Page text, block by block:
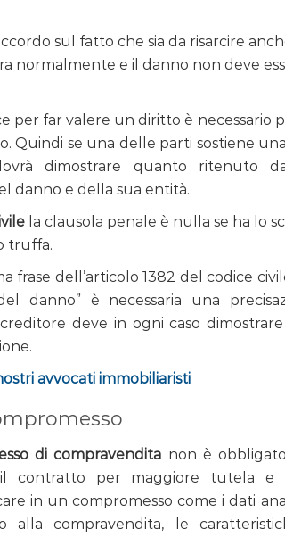
sul fatto che sia da risarcire
normalmente e il danno non deve
per far valere un diritto è necessario
Quindi se una delle parti sostiene
dimostrare quanto ritenuto
danno e della sua entità.
la clausola penale è nulla se ha lo
truffa.
frase dell’articolo 1382 del codice
danno” è necessaria una
deve in ogni caso dimostrare
avvocati immobiliaristi
di compravendita non è
contratto per maggiore tutela e
in un compromesso come i dati
alla compravendita, le